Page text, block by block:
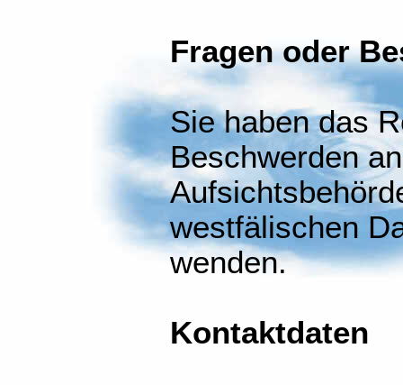
Fragen oder
Sie haben das
Beschwerden
westfälischen
wenden.
Kontaktdaten